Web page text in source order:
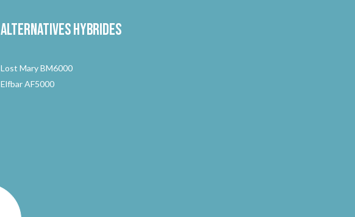
Alternativeshybrides
Lost Mary BM6000
Elfbar AF5000